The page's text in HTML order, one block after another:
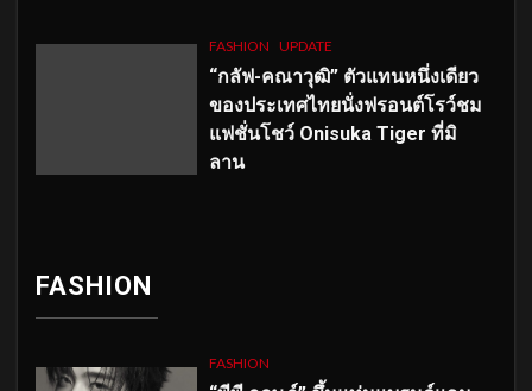
FASHION UPDATE
“กลัฟ-คณาวุฒิ” ตัวแทนหนึ่งเดียว
ของประเทศไทยนั่งฟรอนต์โรว์ชม
แฟชั่นโชว์ Onisuka Tiger ที่มิ
ลาน
FASHION
FASHION